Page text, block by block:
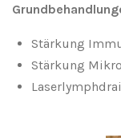
Stärkung
Stärkung